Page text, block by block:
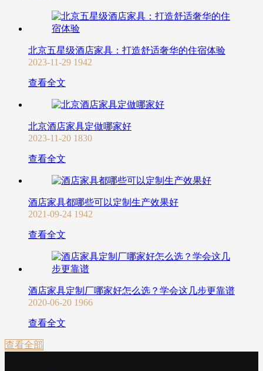
北京五星级酒店家具：打造舒适奢华的住宿体验
2023-11-29 1942
查看全文
北京酒店家具定做哪家好
2023-11-20 1830
查看全文
酒店家具都哪些可以定制生产效果好
2021-09-24 1942
查看全文
酒店家具定制厂哪家好怎么选？学会这几步更靠谱
2020-06-20 1966
查看全文
查看全部